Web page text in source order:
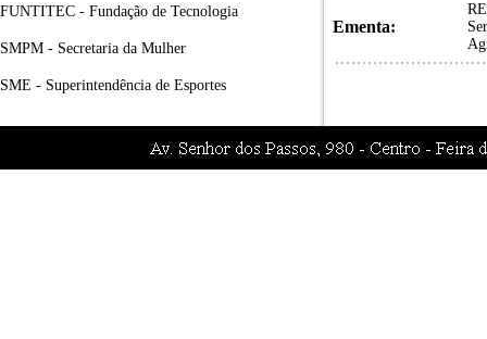
FUNTITEC - Fundação de Tecnologia
SMPM - Secretaria da Mulher
SME - Superintendência de Esportes
Ementa: